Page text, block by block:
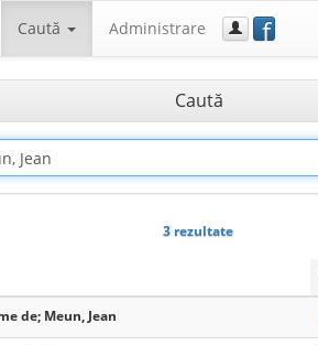
Caută Administrare f
Caută
3 rezultate
de; Meun, Jean